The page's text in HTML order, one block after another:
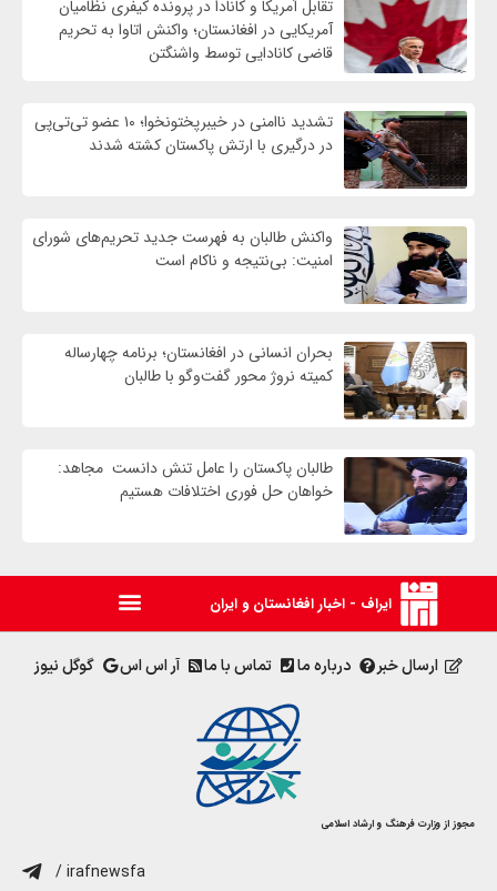
تقابل آمریکا و کانادا در پرونده کیفری نظامیان
آمریکایی در افغانستان؛ واکنش اتاوا به تحریم
قاضی کانادایی توسط واشنگتن
تشدید ناامنی در خیبرپختونخوا؛ ۱۰ عضو تی‌تی‌پی
در درگیری با ارتش پاکستان کشته شدند
واكنش طالبان به فهرست جدید تحریم‌های شورای
امنیت: بی‌نتیجه و ناکام است
بحران انسانی در افغانستان؛ برنامه چهار‌ساله
کمیته نروژ محور گفت‌وگو با طالبان
طالبان پاکستان را عامل تنش دانست مجاهد:
خواهان حل فوری اختلافات هستیم
ایراف - اخبار افغانستان و ایران
ارسال خبر درباره ما تماس با ما آر اس اس گوگل نیوز
مجوز از وزارت فرهنگ و ارشاد اسلامی
/ irafnewsfa